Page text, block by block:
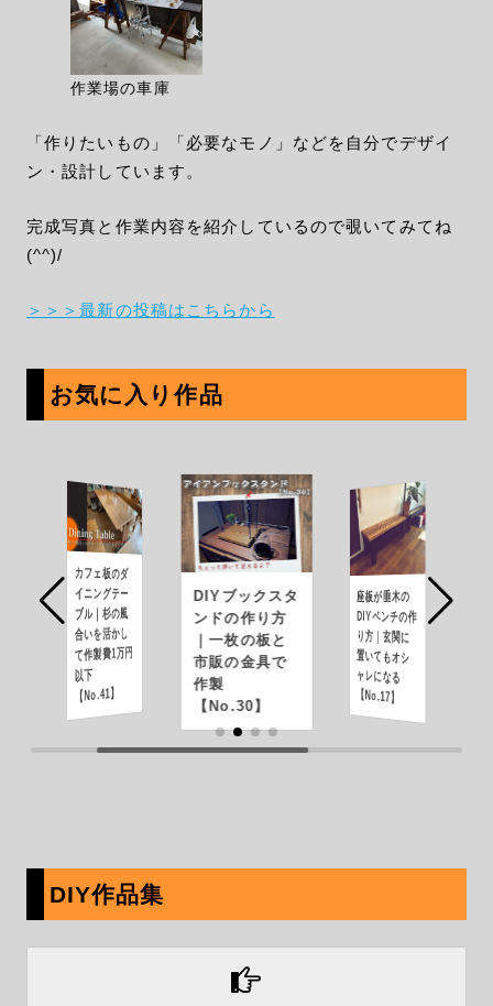
作業場の車庫
「作りたいもの」「必要なモノ」などを自分でデザイ
ン・設計しています。
完成写真と作業内容を紹介しているので覗いてみてね
(^^)/
＞＞＞最新の投稿はこちらから
お気に入り作品
カフェ板のダ
イニングテー
ブル｜杉の風
合いを活かし
て作製費1万円
以下
【No.41】
DIYブックスタ
ンドの作り方
｜一枚の板と
市販の金具で
作製
【No.30】
座板が垂木の
DIYベンチの作
り方｜玄関に
置いてもオシ
ャレになる
【No.17】
DIY作品集